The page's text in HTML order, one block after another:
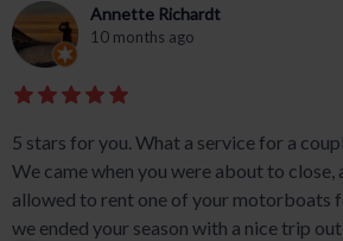
Annette Richardt
10 months ago
5 stars for you. What a service for a
We came when you were about to close,
allowed to rent one of your motorboats
we ended your season with a nice trip